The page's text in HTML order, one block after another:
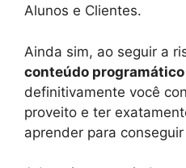
Alunos e Clientes.
Ainda sim, ao seguir a
conteúdo
definitivamente você
proveito e ter
aprender para